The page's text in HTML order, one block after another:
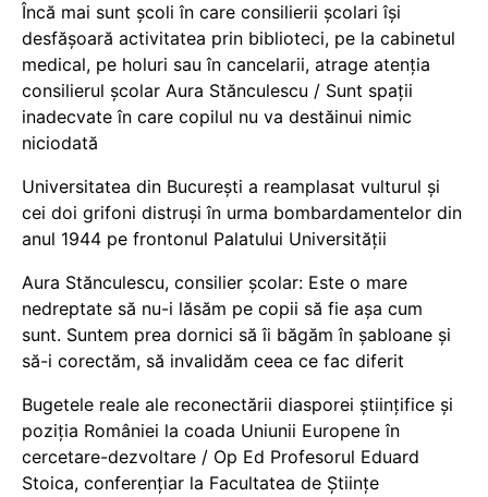
Încă mai sunt școli în care consilierii școlari își
desfășoară activitatea prin biblioteci, pe la cabinetul
medical, pe holuri sau în cancelarii, atrage atenția
consilierul școlar Aura Stănculescu / Sunt spații
inadecvate în care copilul nu va destăinui nimic
niciodată
Universitatea din București a reamplasat vulturul și
cei doi grifoni distruși în urma bombardamentelor din
anul 1944 pe frontonul Palatului Universității
Aura Stănculescu, consilier școlar: Este o mare
nedreptate să nu-i lăsăm pe copii să fie așa cum
sunt. Suntem prea dornici să îi băgăm în șabloane și
să-i corectăm, să invalidăm ceea ce fac diferit
Bugetele reale ale reconectării diasporei științifice și
poziția României la coada Uniunii Europene în
cercetare-dezvoltare / Op Ed Profesorul Eduard
Stoica, conferențiar la Facultatea de Științe